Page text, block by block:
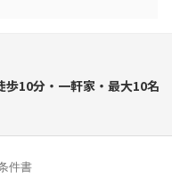
歩10分・一軒家・最大10名
件書